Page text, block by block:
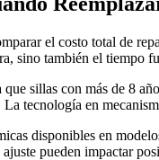
el costo total de
sino también el tiempo
sillas con más de 8
tecnología en
disponibles en
ajuste pueden impactar